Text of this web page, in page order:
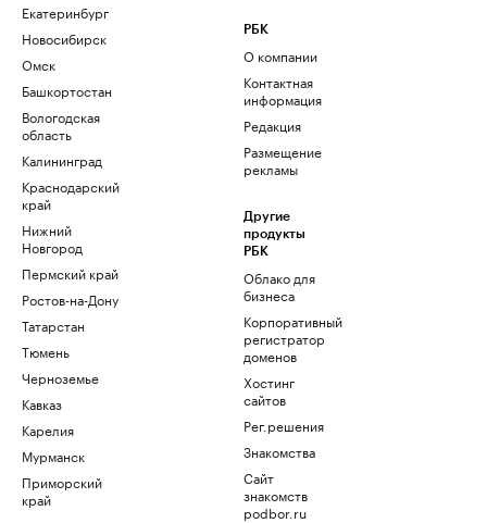
Екатеринбург
Новосибирск
Омск
Башкортостан
Вологодская
область
Калининград
Краснодарский
край
Нижний
Новгород
Пермский край
Ростов-на-Дону
Татарстан
Тюмень
Черноземье
Кавказ
Карелия
Мурманск
Приморский
край
РБК
О компании
Контактная
информация
Редакция
Размещение
рекламы
Другие
продукты
РБК
Облако для
бизнеса
Корпоративный
регистратор
доменов
Хостинг
сайтов
Рег.решения
Знакомства
Сайт
знакомств
podbor.ru